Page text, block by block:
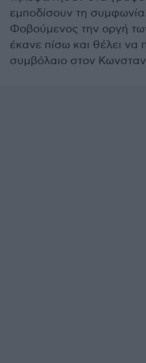
εμποδίσουν τη
Φοβούμενος την οργή
έκανε πίσω και θέλει να
συμβόλαιο στον